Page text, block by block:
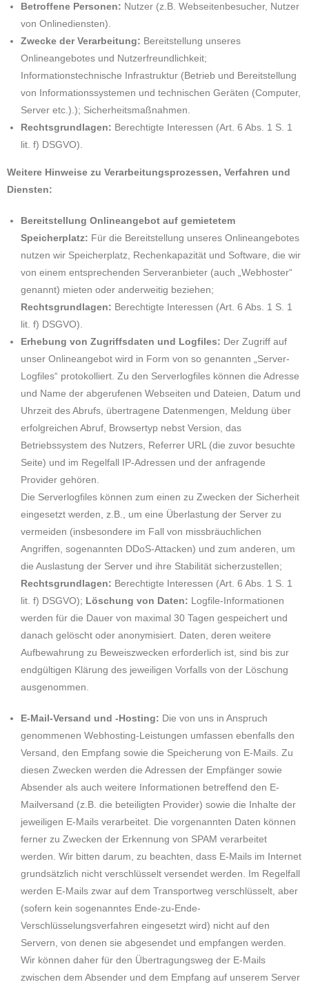
Betroffene Personen: Nutzer (z.B. Webseitenbesucher, Nutzer
von Onlinediensten).
Zwecke der Verarbeitung: Bereitstellung unseres
Onlineangebotes und Nutzerfreundlichkeit;
Informationstechnische Infrastruktur (Betrieb und Bereitstellung
von Informationssystemen und technischen Geräten (Computer,
Server etc.).); Sicherheitsmaßnahmen.
Rechtsgrundlagen: Berechtigte Interessen (Art. 6 Abs. 1 S. 1
lit. f) DSGVO).
Weitere Hinweise zu Verarbeitungsprozessen, Verfahren und
Diensten:
Bereitstellung Onlineangebot auf gemietetem
Speicherplatz: Für die Bereitstellung unseres Onlineangebotes
nutzen wir Speicherplatz, Rechenkapazität und Software, die wir
von einem entsprechenden Serveranbieter (auch „Webhoster“
genannt) mieten oder anderweitig beziehen;
Rechtsgrundlagen: Berechtigte Interessen (Art. 6 Abs. 1 S. 1
lit. f) DSGVO).
Erhebung von Zugriffsdaten und Logfiles: Der Zugriff auf
unser Onlineangebot wird in Form von so genannten „Server-
Logfiles“ protokolliert. Zu den Serverlogfiles können die Adresse
und Name der abgerufenen Webseiten und Dateien, Datum und
Uhrzeit des Abrufs, übertragene Datenmengen, Meldung über
erfolgreichen Abruf, Browsertyp nebst Version, das
Betriebssystem des Nutzers, Referrer URL (die zuvor besuchte
Seite) und im Regelfall IP-Adressen und der anfragende
Provider gehören.
Die Serverlogfiles können zum einen zu Zwecken der Sicherheit
eingesetzt werden, z.B., um eine Überlastung der Server zu
vermeiden (insbesondere im Fall von missbräuchlichen
Angriffen, sogenannten DDoS-Attacken) und zum anderen, um
die Auslastung der Server und ihre Stabilität sicherzustellen;
Rechtsgrundlagen: Berechtigte Interessen (Art. 6 Abs. 1 S. 1
lit. f) DSGVO); Löschung von Daten: Logfile-Informationen
werden für die Dauer von maximal 30 Tagen gespeichert und
danach gelöscht oder anonymisiert. Daten, deren weitere
Aufbewahrung zu Beweiszwecken erforderlich ist, sind bis zur
endgültigen Klärung des jeweiligen Vorfalls von der Löschung
ausgenommen.
E-Mail-Versand und -Hosting: Die von uns in Anspruch
genommenen Webhosting-Leistungen umfassen ebenfalls den
Versand, den Empfang sowie die Speicherung von E-Mails. Zu
diesen Zwecken werden die Adressen der Empfänger sowie
Absender als auch weitere Informationen betreffend den E-
Mailversand (z.B. die beteiligten Provider) sowie die Inhalte der
jeweiligen E-Mails verarbeitet. Die vorgenannten Daten können
ferner zu Zwecken der Erkennung von SPAM verarbeitet
werden. Wir bitten darum, zu beachten, dass E-Mails im Internet
grundsätzlich nicht verschlüsselt versendet werden. Im Regelfall
werden E-Mails zwar auf dem Transportweg verschlüsselt, aber
(sofern kein sogenanntes Ende-zu-Ende-
Verschlüsselungsverfahren eingesetzt wird) nicht auf den
Servern, von denen sie abgesendet und empfangen werden.
Wir können daher für den Übertragungsweg der E-Mails
zwischen dem Absender und dem Empfang auf unserem Server